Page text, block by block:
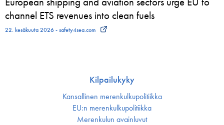
channel ETS revenues into clean fuels
22. kesäkuuta 2026 - safety4sea.com
Kilpailukyky
Kansallinen merenkulku­politiikka
EU:n merenkulku­politiikka
Merenkulun avainluvut